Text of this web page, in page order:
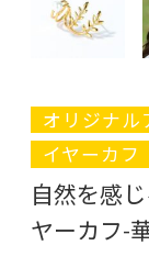
オリジナル
イヤーカフ
自然を感
ヤーカフ-